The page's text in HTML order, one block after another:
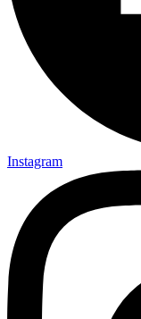
Instagram